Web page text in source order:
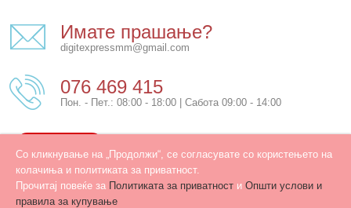
Со кликнување на „Продолжи“, се согласувате со користењето на
колачиња и политиката за приватност.
Прочитај повеќе за Политиката за приватност и Општи услови и
правила за купување
Имате прашање?
digitexpressmm@gmail.com
076 469 415
Пон. - Пет.: 08:00 - 18:00 | Сабота 09:00 - 14:00